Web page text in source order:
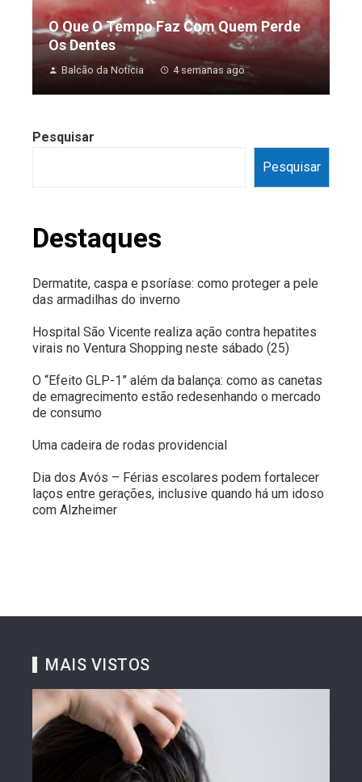
O Que O Tempo Faz Com Quem Perde
Os Dentes
Balcão da Notícia 4 semanas ago
Pesquisar
Pesquisar
Destaques
Dermatite, caspa e psoríase: como proteger a pele
das armadilhas do inverno
Hospital São Vicente realiza ação contra hepatites
virais no Ventura Shopping neste sábado (25)
O “Efeito GLP-1” além da balança: como as canetas
de emagrecimento estão redesenhando o mercado
de consumo
Uma cadeira de rodas providencial
Dia dos Avós – Férias escolares podem fortalecer
laços entre gerações, inclusive quando há um idoso
com Alzheimer
MAIS VISTOS